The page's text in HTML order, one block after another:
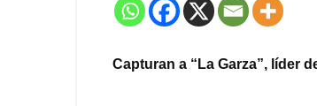
Capturan a “La Garza”, líder